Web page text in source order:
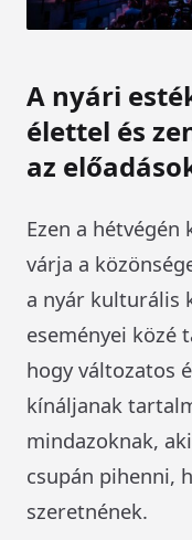
A nyári
élettel és
az
Ezen a
várja a
a nyár kulturális
eseményei közé
hogy változatos
kínáljanak
mindazoknak,
csupán pihenni,
szeretnének.